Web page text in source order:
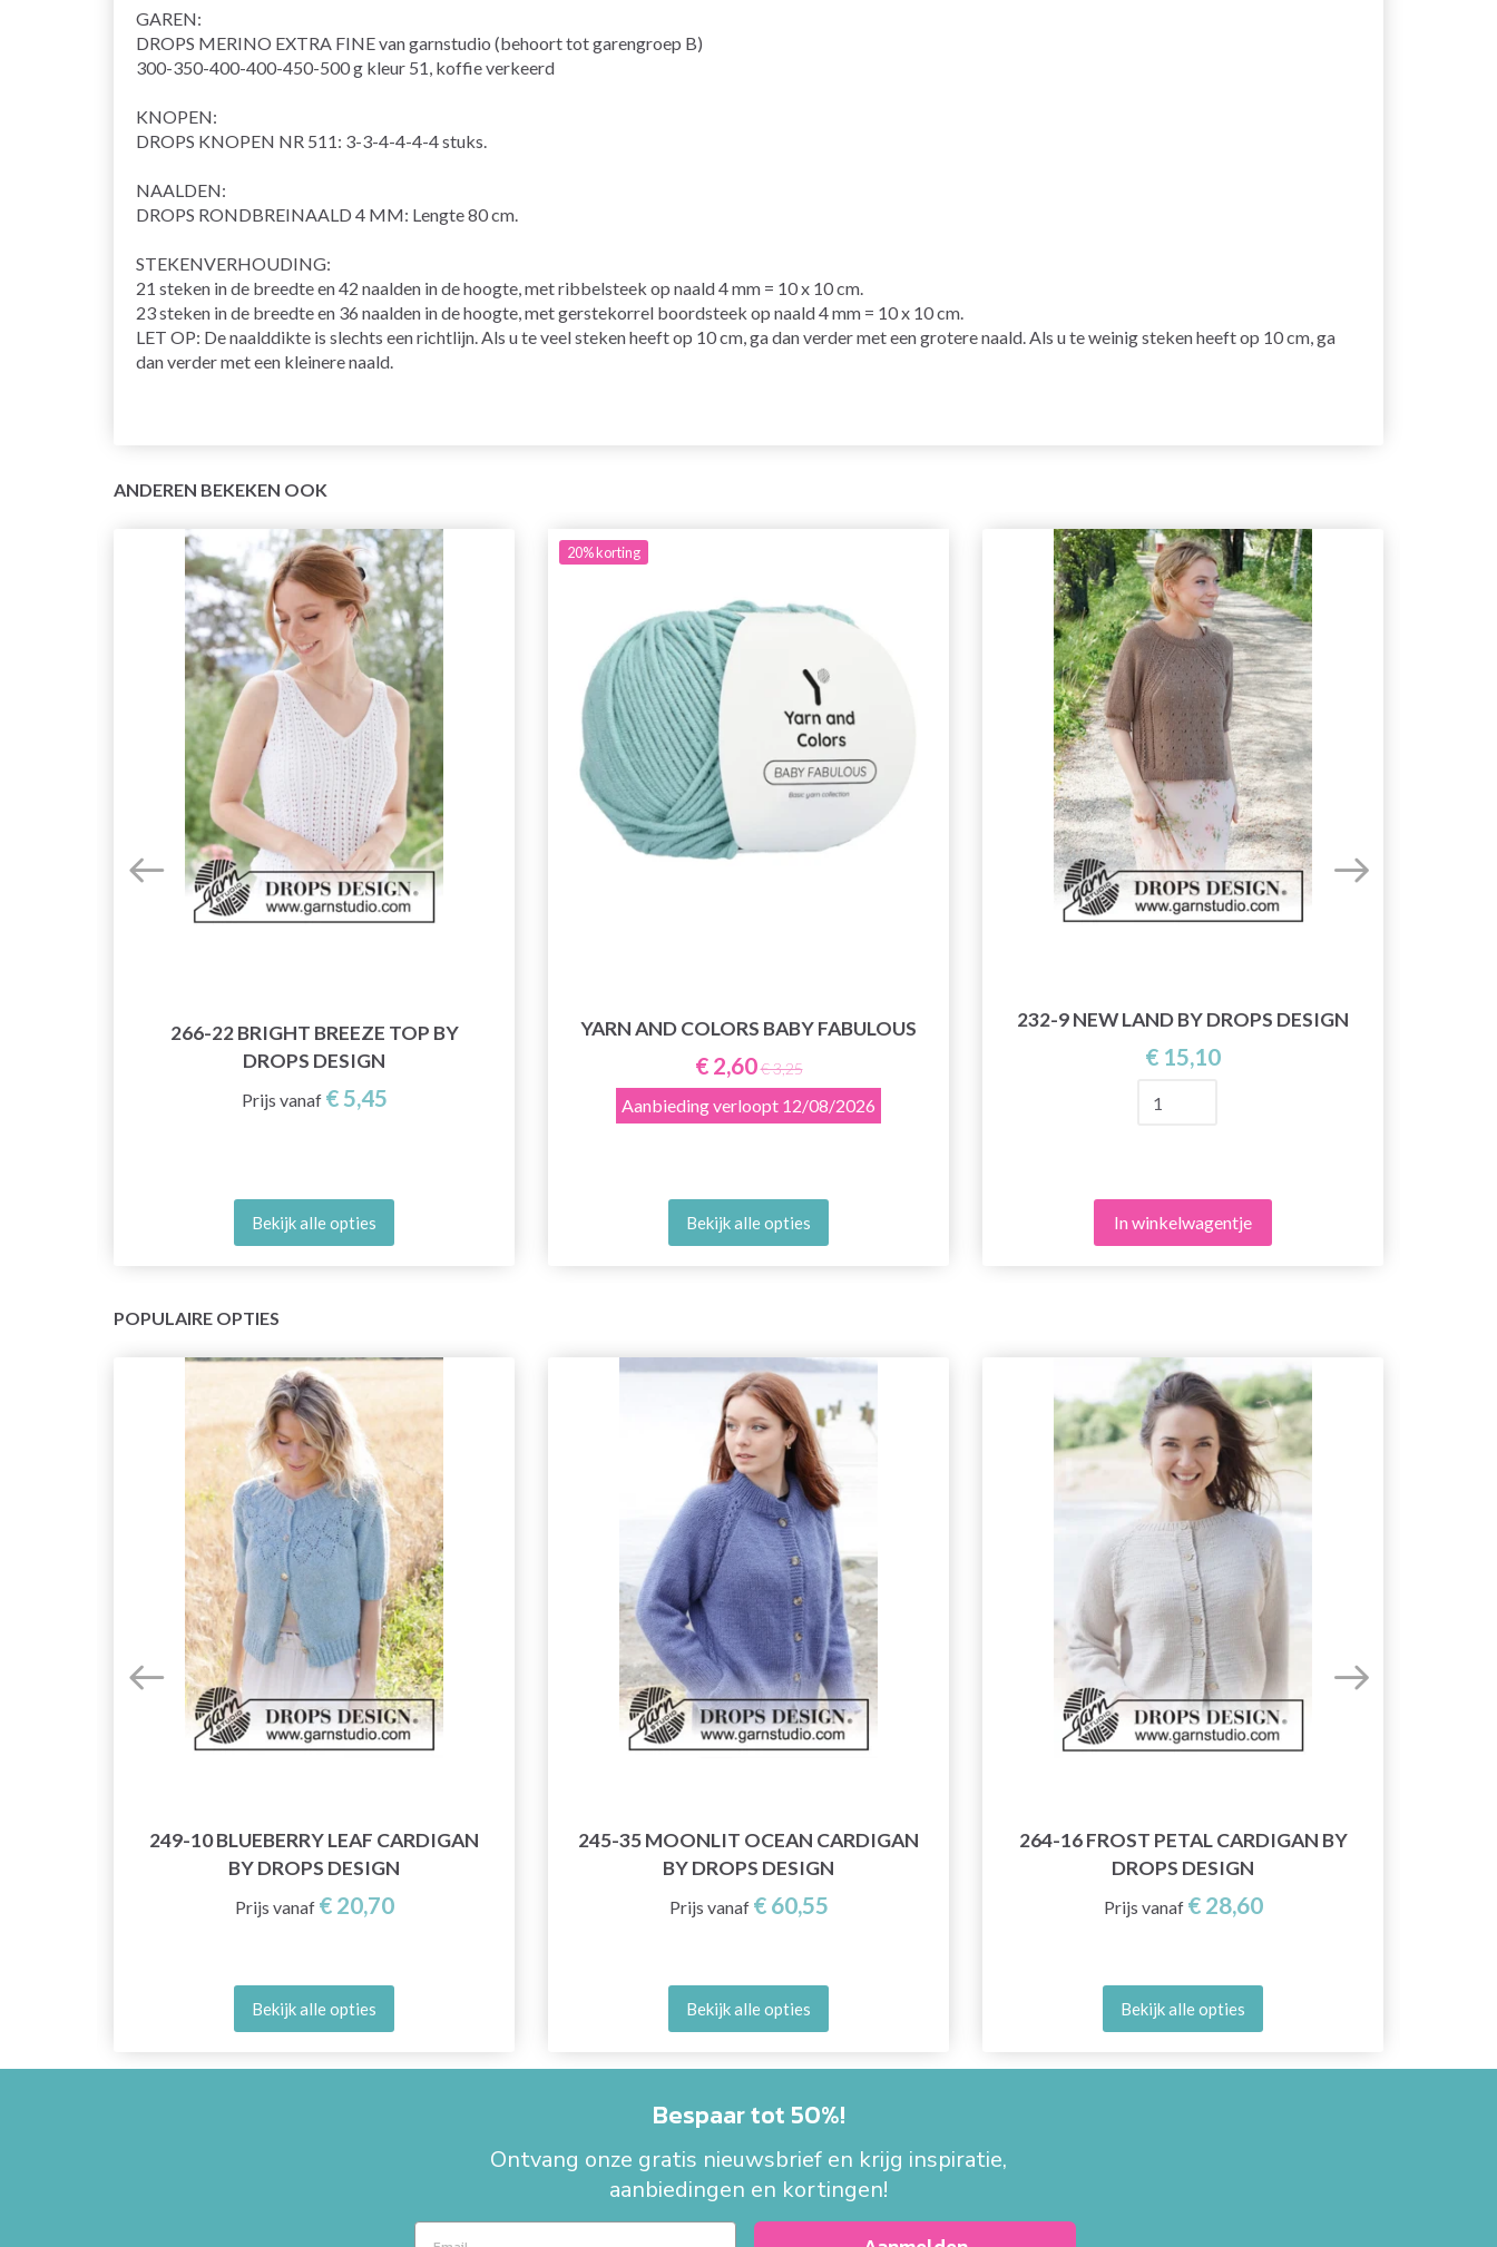
GAREN:
DROPS MERINO EXTRA FINE van garnstudio (behoort tot garengroep B)
300-350-400-400-450-500 g kleur 51, koffie verkeerd
KNOPEN:
DROPS KNOPEN NR 511: 3-3-4-4-4-4 stuks.
NAALDEN:
DROPS RONDBREINAALD 4 MM: Lengte 80 cm.
STEKENVERHOUDING:
21 steken in de breedte en 42 naalden in de hoogte, metribbelsteek op naald4 mm = 10 x 10 cm.
23 steken in de breedte en 36 naalden in de hoogte, metgerstekorrel boordsteek op naald 4 mm = 10 x 10 cm.
LET OP: De naalddikte is slechts een richtlijn. Als u te veel steken heeft op 10 cm, ga dan verder met een grotere naald. Als u te weinig steken heeft op 10 cm, ga
dan verder met een kleinere naald.
ANDEREN BEKEKEN OOK
266-22 BRIGHT BREEZE TOP BY
DROPS DESIGN
Prijs vanaf € 5,45
Bekijk alle opties
20%korting
YARN AND COLORS BABY FABULOUS
€ 2,60€ 3,25
Aanbieding verloopt 12/08/2026
Bekijk alle opties
232-9 NEW LAND BY DROPS DESIGN
€ 15,10
In winkelwagentje
POPULAIRE OPTIES
249-10 BLUEBERRY LEAF CARDIGAN
BY DROPS DESIGN
Prijs vanaf € 20,70
Bekijk alle opties
245-35 MOONLIT OCEAN CARDIGAN
BY DROPS DESIGN
Prijs vanaf € 60,55
Bekijk alle opties
264-16 FROST PETAL CARDIGAN BY
DROPS DESIGN
Prijs vanaf € 28,60
Bekijk alle opties
Bespaar tot 50%!
Ontvang onze gratis nieuwsbrief en krijg inspiratie,
aanbiedingen en kortingen!